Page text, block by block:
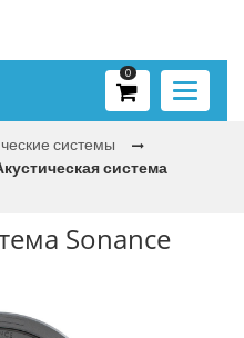
Toggle
0
системы
система
Sonance